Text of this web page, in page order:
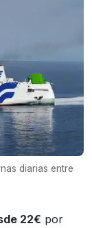
diarias entre
22€ por